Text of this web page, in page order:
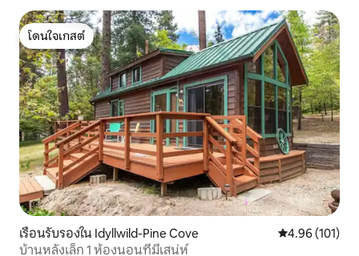
โดนใจเกสต์
โดนใจเกสต์
เรือนรับรองใน Idyllwild-Pine Cove คะแนนเฉลี่ย
4.96 (101)
บ้านหลังเล็ก 1 ห้องนอนที่มีเสน่ห์